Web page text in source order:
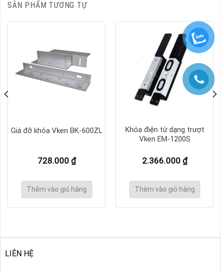
SẢN PHẨM TƯƠNG TỰ
Giá đỡ khóa Vken BK-600ZL
728.000 ₫
Thêm vào giỏ hàng
Khóa điện từ dạng trượt
Vken EM-1200S
2.366.000 ₫
Thêm vào giỏ hàng
LIÊN HỆ